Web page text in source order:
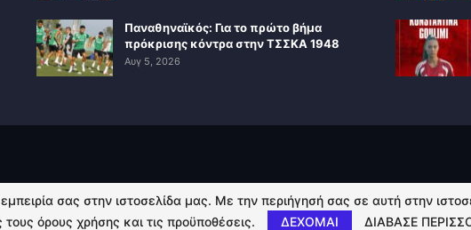
Παναθηναϊκός: Για το πρώτο βήμα
πρόκρισης κόντρα στην ΤΣΣΚΑ 1948
Αυγ 5, 2026
σας στην ιστοσελίδα μας. Με την περιήγησή σας σε αυτή στην
τους όρους χρήσης και τις προϋποθέσεις.
ΔΕΧΟΜΑΙ ΔΙΑΒΑΣΕ